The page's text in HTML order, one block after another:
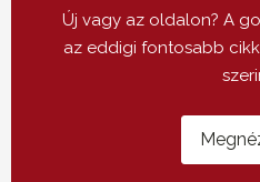
Új vagy az oldalon? A
az eddigi fontosabb